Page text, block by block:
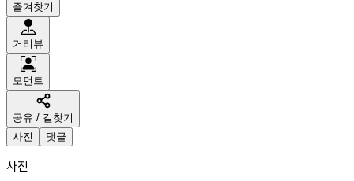
즐겨찾기
거리뷰
모먼트
공유 / 길찾기
사진
댓글
사진